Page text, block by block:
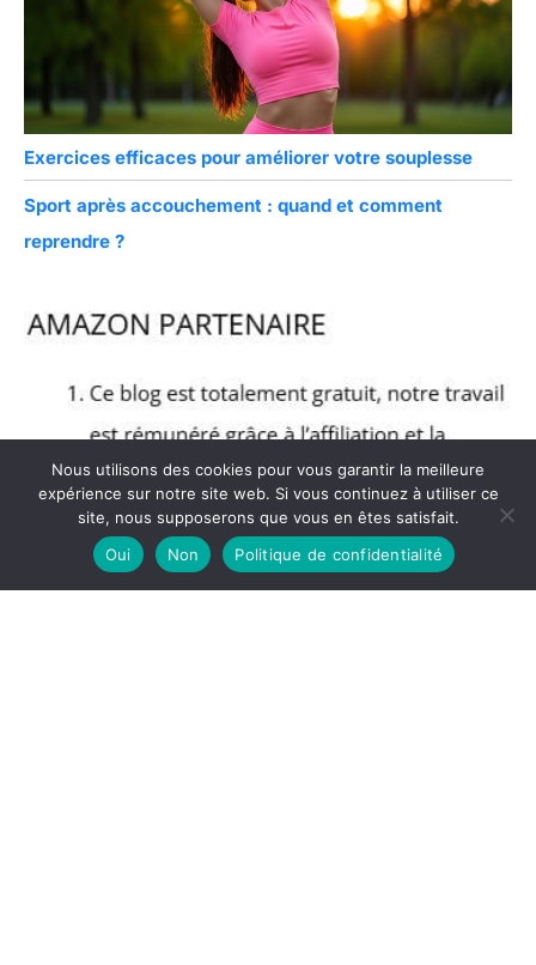
Exercices efficaces pour améliorer votre souplesse
Sport après accouchement : quand et comment
reprendre ?
Nous utilisons des cookies pour vous garantir la meilleure
expérience sur notre site web. Si vous continuez à utiliser ce
site, nous supposerons que vous en êtes satisfait.
Oui
Non Politique de confidentialité